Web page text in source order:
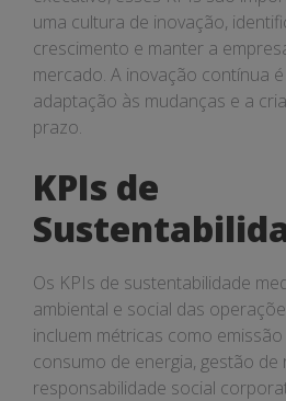
uma cultura de inovação,
crescimento e manter a
mercado. A inovação contínua
adaptação às mudanças e a
prazo.
KPIs de
Os KPIs de sustentabilidade
ambiental e social das
incluem métricas como
consumo de energia, gestão de
responsabilidade social